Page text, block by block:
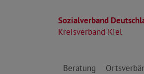
Sozialverband
Kreisverband Kiel
Direkt zu den Inhalten
Beratung